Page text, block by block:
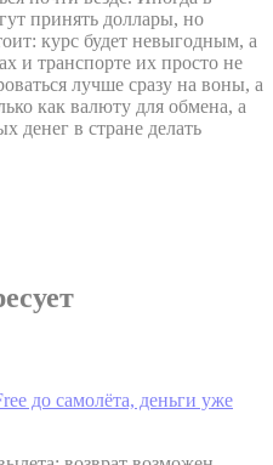
принять доллары, но
курс будет невыгодным, а
и транспорте их просто не
лучше сразу на воны, а
как валюту для обмена, а
денег в стране делать
до самолёта, деньги уже